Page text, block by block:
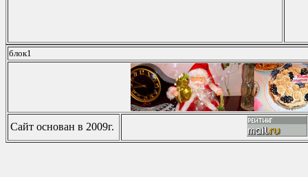
блок1
Сайт основан в 2009г.